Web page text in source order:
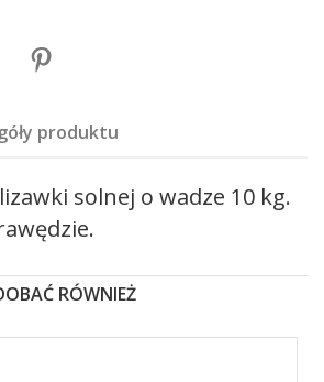
produktu
solnej o wadze 10 kg.
RÓWNIEŻ